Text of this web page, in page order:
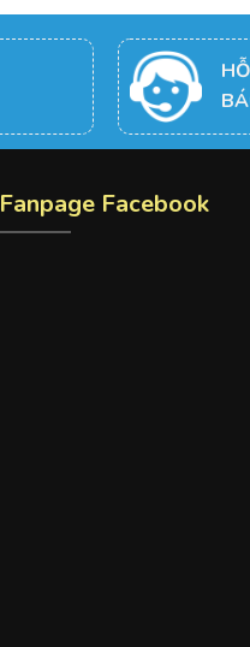
Fanpage Facebook